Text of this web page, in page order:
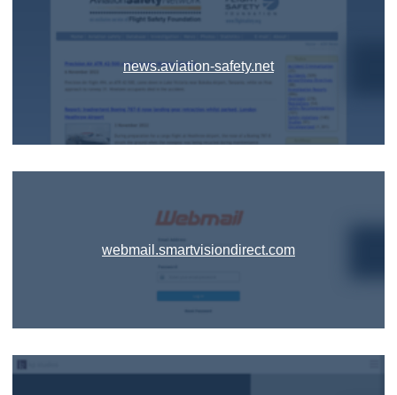
news.aviation-safety.net
webmail.smartvisiondirect.com